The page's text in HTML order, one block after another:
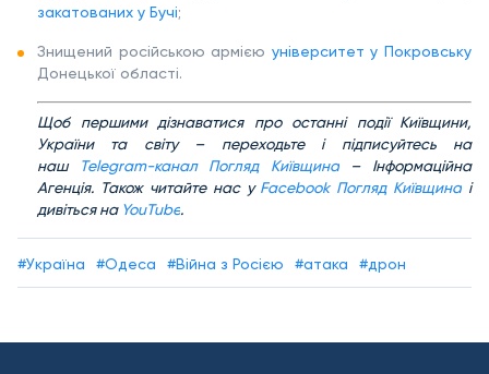
закатованих у Бучі;
Знищений російською армією університет у Покровську
Донецької області.
Щоб першими дізнаватися про останні події Київщини,
України та світу – переходьте і підписуйтесь на
наш
Telegram-канал Погляд Київщина– Інформаційна
Агенція. Також читайте нас у Facebook Погляд Київщина і
дивіться на YouTube.
#Україна #Одеса #Війна з Росією #атака #дрон